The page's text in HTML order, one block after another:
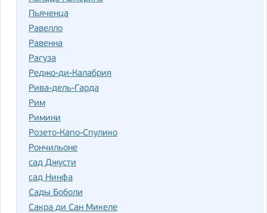
Пьяченца
Равелло
Равенна
Рагуза
Реджо-ди-Калабрия
Рива-дель-Гарда
Рим
Римини
Розето-Капо-Спулико
Рончильоне
сад Джусти
сад Нинфа
Сады Боболи
Сакра ди Сан Микеле